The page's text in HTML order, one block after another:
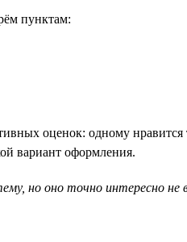
пунктам:
оценок: одному
вариант оформления.
но оно точно интересно